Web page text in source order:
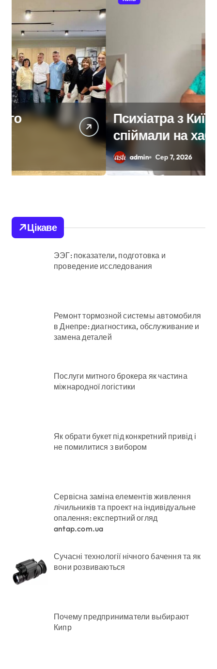
Психіатра з Київщини
спіймали на хабарі у
ненастоящий діагноз
Цікаве
ЭЭГ: показатели, подготовка и
проведение исследования
Ремонт тормозной системы автомобиля
в Днепре: диагностика, обслуживание и
замена деталей
Послуги митного брокера як частина
міжнародної логістики
Як обрати букет під конкретний привід і
не помилитися з вибором
Сервісна заміна елементів живлення
лічильників та проект на індивідуальне
опалення: експертний огляд
antap.com.ua
Сучасні технології нічного бачення та як
вони розвиваються
Почему предприниматели выбирают
Кипр